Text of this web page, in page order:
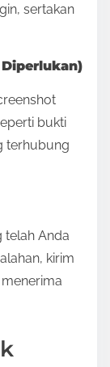
sertakan
bukti
terhubung
telah Anda
kirim